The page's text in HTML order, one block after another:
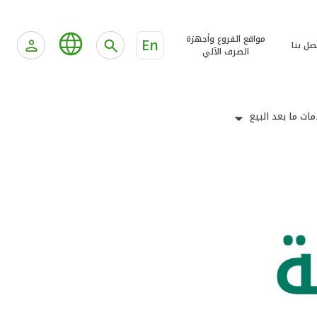
بنا
مواقع الفروع وأجهزة
الصرف الآلي
En
ما بعد البيع